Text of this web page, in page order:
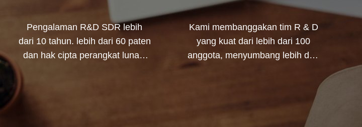
Pengalaman R&D SDR lebih
dari 10 tahun. lebih dari 60 paten
dan hak cipta perangkat lunak,
Kami membanggakan tim R & D
yang kuat dari lebih dari 100
anggota, menyumbang lebih dari
45% dari tenaga kerja kami,
pelanggan, Komprehensif solusi
SDR, dari tingkat pemula untuk